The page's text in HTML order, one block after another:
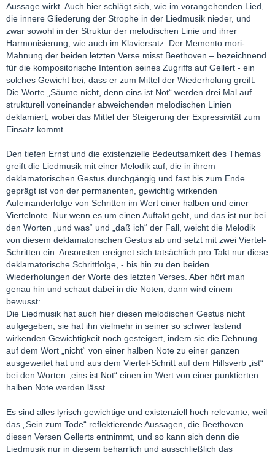
Aussage wirkt. Auch hier schlägt sich, wie im vorangehenden Lied,
die innere Gliederung der Strophe in der Liedmusik nieder, und
zwar sowohl in der Struktur der melodischen Linie und ihrer
Harmonisierung, wie auch im Klaviersatz. Der Memento mori-
Mahnung der beiden letzten Verse misst Beethoven – bezeichnend
für die kompositorische Intention seines Zugriffs auf Gellert - ein
solches Gewicht bei, dass er zum Mittel der Wiederholung greift.
Die Worte „Säume nicht, denn eins ist Not“ werden drei Mal auf
strukturell voneinander abweichenden melodischen Linien
deklamiert, wobei das Mittel der Steigerung der Expressivität zum
Einsatz kommt.
Den tiefen Ernst und die existenzielle Bedeutsamkeit des Themas
greift die Liedmusik mit einer Melodik auf, die in ihrem
deklamatorischen Gestus durchgängig und fast bis zum Ende
geprägt ist von der permanenten, gewichtig wirkenden
Aufeinanderfolge von Schritten im Wert einer halben und einer
Viertelnote. Nur wenn es um einen Auftakt geht, und das ist nur bei
den Worten „und was“ und „daß ich“ der Fall, weicht die Melodik
von diesem deklamatorischen Gestus ab und setzt mit zwei Viertel-
Schritten ein. Ansonsten ereignet sich tatsächlich pro Takt nur diese
deklamatorische Schrittfolge, - bis hin zu den beiden
Wiederholungen der Worte des letzten Verses. Aber hört man
genau hin und schaut dabei in die Noten, dann wird einem
bewusst:
Die Liedmusik hat auch hier diesen melodischen Gestus nicht
aufgegeben, sie hat ihn vielmehr in seiner so schwer lastend
wirkenden Gewichtigkeit noch gesteigert, indem sie die Dehnung
auf dem Wort „nicht“ von einer halben Note zu einer ganzen
ausgeweitet hat und aus dem Viertel-Schritt auf dem Hilfsverb „ist“
bei den Worten „eins ist Not“ einen im Wert von einer punktierten
halben Note werden lässt.
Es sind alles lyrisch gewichtige und existenziell hoch relevante, weil
das „Sein zum Tode“ reflektierende Aussagen, die Beethoven
diesen Versen Gellerts entnimmt, und so kann sich denn die
Liedmusik nur in diesem beharrlich und ausschließlich das